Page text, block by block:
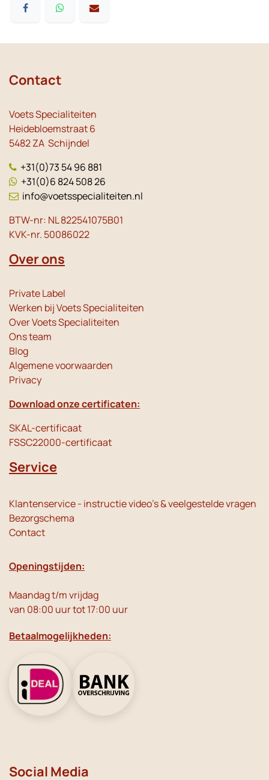
Contact
Voets Specialiteiten
Heidebloemstraat 6
5482 ZA Schijndel
+31(0)73 54 96 881
+31(0)6 824 508 26
info@voetsspecialiteiten.nl
BTW-nr: NL 822541075B01
KVK-nr. 50086022
Over ons
Private Label
Werken bij Voets Specialiteiten
Over Voets Specialiteiten
Ons team
Blog
Algemene voorwaarden
Privacy
Download onze certificaten:
SKAL-certificaat
FSSC22000-certificaat
Service
Klantenservice - instructie video's & veelgestelde vragen
Bezorgschema
Contact
Openingstijden:
Maandag t/m vrijdag
van 08:00 uur tot 17:00 uur
Betaalmogelijkheden:
Social Media